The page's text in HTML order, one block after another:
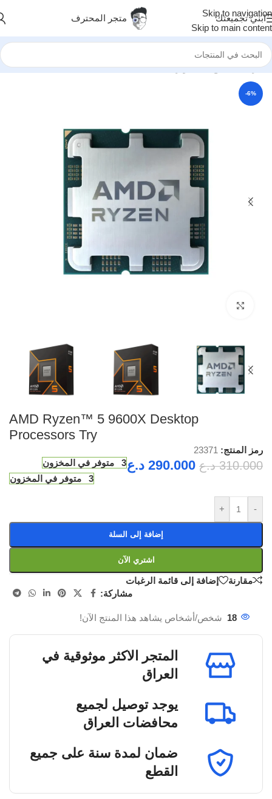
Skip to navigation
Skip to main content
ابني تجميعتك متجر المحترف
الرئيسية/قطع الكمبيوتر/معالجات/معالجات AMD
-6%
AMD Ryzen™ 5 9600X Desktop
Processors Try
رمز المنتج: 23371
310.000 د.ع 290.000 د.ع3 متوفر في المخزون
3 متوفر في المخزون
-
+
إضافة إلى السلة
اشتري الآن
مقارنة
إضافة إلى قائمة الرغبات
مشاركة:
18 شخص/أشخاص يشاهد هذا المنتج الآن!
المتجر الاكثر موثوقية في
العراق
يوجد توصيل لجميع
محافضات العراق
ضمان لمدة سنة على جميع
القطع